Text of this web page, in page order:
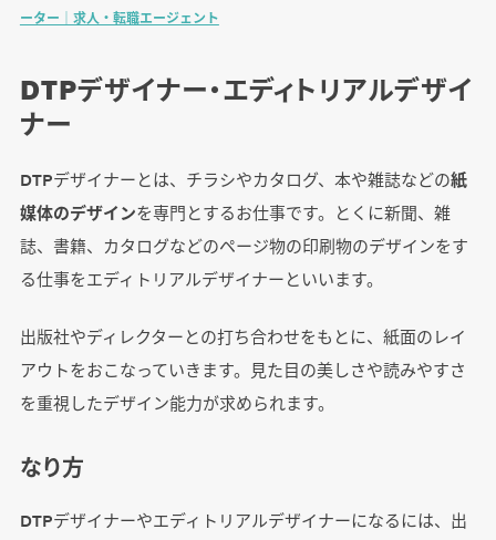
ーター｜求人・転職エージェント
DTPデザイナー・エディトリアルデザイ
ナー
DTPデザイナーとは、チラシやカタログ、本や雑誌などの紙
媒体のデザインを専門とするお仕事です。とくに新聞、雑
誌、書籍、カタログなどのページ物の印刷物のデザインをす
る仕事をエディトリアルデザイナーといいます。
出版社やディレクターとの打ち合わせをもとに、紙面のレイ
アウトをおこなっていきます。見た目の美しさや読みやすさ
を重視したデザイン能力が求められます。
なり方
DTPデザイナーやエディトリアルデザイナーになるには、出